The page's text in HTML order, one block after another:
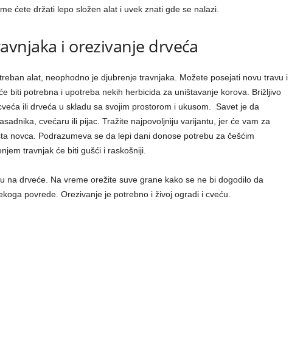
ćete držati lepo složen alat i uvek znati gde se nalazi.
i orezivanje drveća
alat, neophodno je djubrenje travnjaka. Možete posejati novu travu i
biti potrebna i upotreba nekih herbicida za uništavanje korova. Brižljivo
ili drveća u skladu sa svojim prostorom i ukusom. Savet je da
cvećaru ili pijac. Tražite najpovoljniju varijantu, jer će vam za
novca. Podrazumeva se da lepi dani donose potrebu za češćim
travnjak će biti gušći i raskošniji.
na drveće. Na vreme orežite suve grane kako se ne bi dogodilo da
povrede. Orezivanje je potrebno i živoj ogradi i cveću.